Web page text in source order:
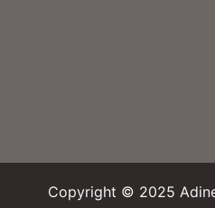
Copyright © 2025